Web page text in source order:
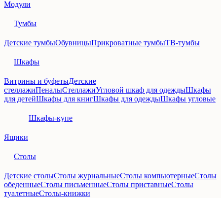
Модули
Тумбы
Детские тумбыОбувницыПрикроватные тумбыТВ-тумбы
Шкафы
Витрины и буфетыДетские
стеллажиПеналыСтеллажиУгловой шкаф для одеждыШкафы
для детейШкафы для книгШкафы для одеждыШкафы угловые
Шкафы-купе
Ящики
Столы
Детские столыСтолы журнальныеСтолы компьютерныеСтолы
обеденныеСтолы письменныеСтолы приставныеСтолы
туалетныеСтолы-книжки